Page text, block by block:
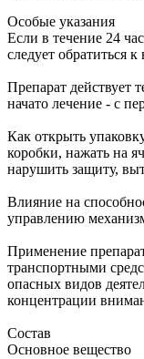
Особые указания
Если в течение 24
следует обратиться к
Препарат действует
начато лечение - с
Как открыть
коробки, нажать на
нарушить защиту,
Влияние на
управлению
Применение
транспортными
опасных видов
концентрации
Состав
Основное вещество